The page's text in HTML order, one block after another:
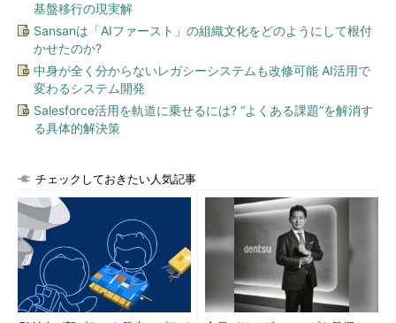
基盤移行の現実解
Sansanは「AIファースト」の組織文化をどのようにして根付
かせたのか?
中身が全く分からないレガシーシステムも改修可能 AI活用で
変わるシステム開発
Salesforce活用を軌道に乗せるには? “よくある課題”を解消す
る具体的解決策
チェックしておきたい人気記事